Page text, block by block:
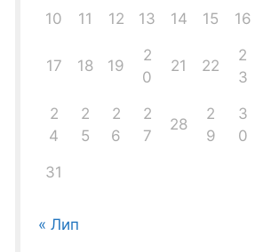
10 11 12 13 14 15 16
17 18 19
2
0
21 22
2
3
2
4
2
5
2
6
2
7
28
2
9
3
0
31
« Лип